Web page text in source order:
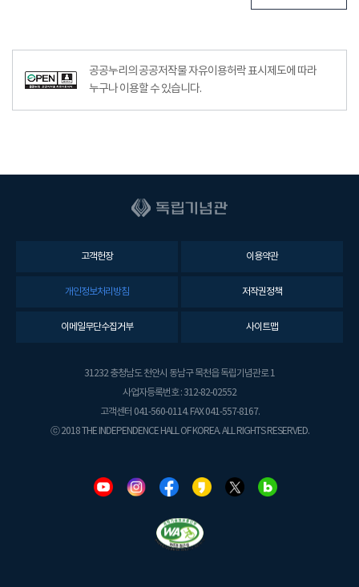
공공누리의 공공저작물 자유이용허락 표시제도에 따라
누구나 이용할 수 있습니다.
고객헌장 이용약관
개인정보처리방침 저작권정책
이메일무단수집거부 사이트맵
31232 충청남도 천안시 동남구 목천읍 독립기념관로 1
사업자등록번호 : 312-82-02552
고객센터 041-560-0114. FAX 041-557-8167.
ⓒ 2018 THE INDEPENDENCE HALL OF KOREA. ALL RIGHTS RESERVED.